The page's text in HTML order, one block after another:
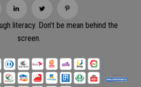
literacy. Don’t be mean behind the
screen.